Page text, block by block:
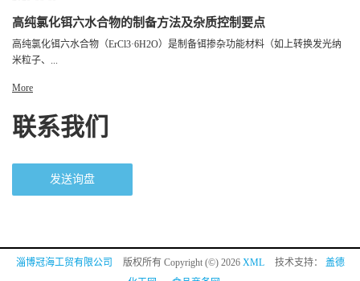
高纯氯化铒六水合物的制备方法及杂质控制要点
高纯氯化铒六水合物（ErCl3·6H2O）是制备铒掺杂功能材料（如上转换发光纳
米粒子、...
More
联系我们
发送询盘
淄博冠海工贸有限公司 版权所有 Copyright (©) 2026 XML 技术支持： 盖德